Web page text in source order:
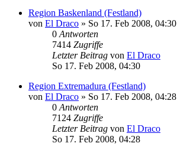
Region Baskenland (Festland)
von El Draco » So 17. Feb 2008, 04:30
0 Antworten
7414 Zugriffe
Letzter Beitrag von El Draco
So 17. Feb 2008, 04:30
Region Extremadura (Festland)
von El Draco » So 17. Feb 2008, 04:28
0 Antworten
7124 Zugriffe
Letzter Beitrag von El Draco
So 17. Feb 2008, 04:28